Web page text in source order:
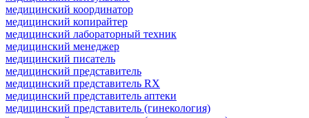
медицинский координатор
медицинский копирайтер
медицинский лабораторный техник
медицинский менеджер
медицинский писатель
медицинский представитель
медицинский представитель RX
медицинский представитель аптеки
медицинский представитель (гинекология)